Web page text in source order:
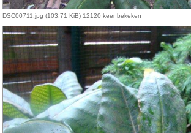
DSC00711.jpg (103.71 KiB) 12120 keer bekeken